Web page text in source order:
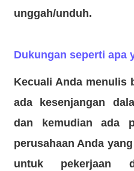
unggah/unduh.
Dukungan seperti apa
Kecuali Anda menulis
ada kesenjangan
dan kemudian ada
perusahaan Anda
untuk pekerjaan